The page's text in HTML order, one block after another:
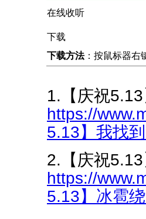
在线收听
下载
下载方法：按鼠标器右
1.【庆祝
https://
5.13】我找
2.【庆祝
https://
5.13】冰雹